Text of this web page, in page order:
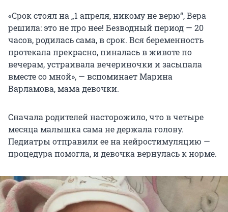
«Срок стоял на „1 апреля, никому не верю“, Вера
решила: это не про нее! Безводный период — 20
часов, родилась сама, в срок. Вся беременность
протекала прекрасно, пиналась в животе по
вечерам, устраивала вечериночки и засыпала
вместе со мной», — вспоминает Марина
Варламова, мама девочки.
Сначала родителей насторожило, что в четыре
месяца малышка сама не держала голову.
Педиатры отправили ее на нейростимуляцию —
процедура помогла, и девочка вернулась к норме.